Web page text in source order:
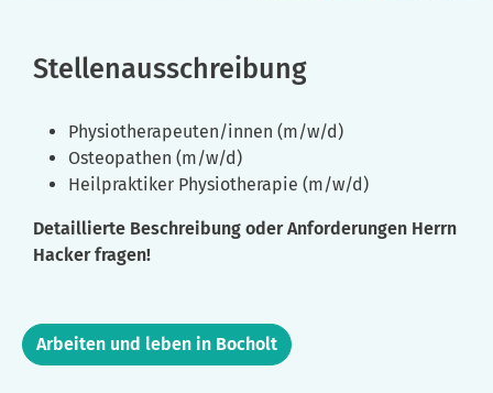
Stellenausschreibung
Physiotherapeuten/innen (m/w/d)
Osteopathen (m/w/d)
Heilpraktiker Physiotherapie (m/w/d)
Detaillierte Beschreibung oder Anforderungen Herrn
Hacker fragen!
Arbeiten und leben in Bocholt